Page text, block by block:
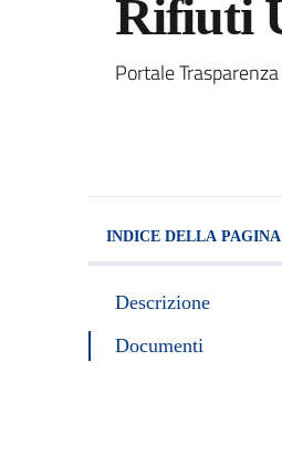
Rifiuti
Dettagli
Portale Trasparenza
INDICE DELLA PAGINA
Descrizione
Documenti